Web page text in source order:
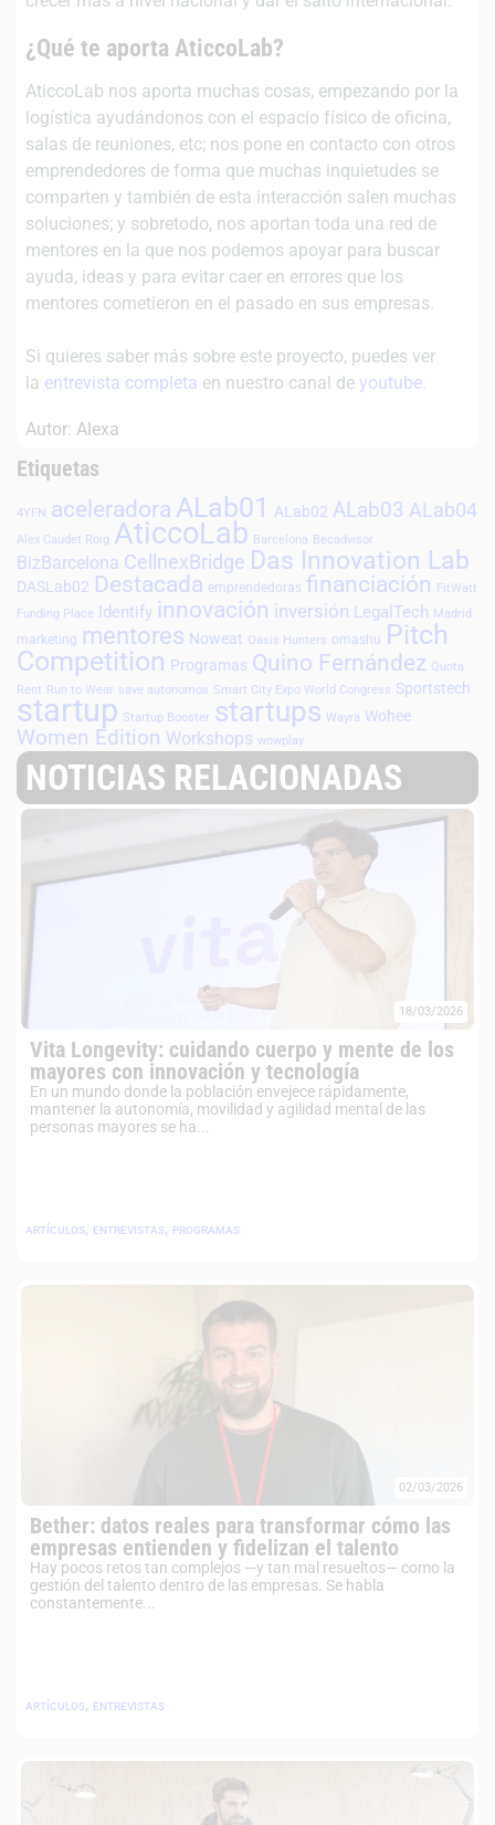
¿Qué te aporta AticcoLab?
AticcoLab nos aporta muchas cosas, empezando por la
logística ayudándonos con el espacio físico de oficina,
salas de reuniones, etc; nos pone en contacto con otros
emprendedores de forma que muchas inquietudes se
comparten y también de esta interacción salen muchas
soluciones; y sobretodo, nos aportan toda una red de
mentores en la que nos podemos apoyar para buscar
ayuda, ideas y para evitar caer en errores que los
mentores cometieron en el pasado en sus empresas.
Si quieres saber más sobre este proyecto, puedes ver
la entrevista completa en nuestro canal de youtube.
Autor: Alexa
Etiquetas
4YFN aceleradora ALab01 ALab02 ALab03 ALab04
Alex Caudet Roig AticcoLab Barcelona Becadvisor
BizBarcelona CellnexBridge Das Innovation Lab
DASLab02 Destacada emprendedoras financiación FitWatt
Funding Place Identify innovación inversión LegalTech Madrid
marketing mentores Noweat Oasis Hunters omashu Pitch
Competition Programas Quino Fernández Quota
Rent Run to Wear save autonomos Smart City Expo World Congress Sportstech
startup Startup Booster startups Wayra Wohee
Women Edition Workshops wowplay
NOTICIAS RELACIONADAS
18/03/2026
Vita Longevity: cuidando cuerpo y mente de los
mayores con innovación y tecnología
En un mundo donde la población envejece rápidamente,
mantener la autonomía, movilidad y agilidad mental de las
personas mayores se ha...
ARTÍCULOS, ENTREVISTAS, PROGRAMAS
02/03/2026
Bether: datos reales para transformar cómo las
empresas entienden y fidelizan el talento
Hay pocos retos tan complejos —y tan mal resueltos— como la
gestión del talento dentro de las empresas. Se habla
constantemente...
ARTÍCULOS, ENTREVISTAS